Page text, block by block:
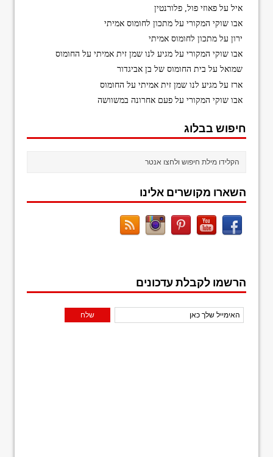
איל עלפאוזי פול, פלורנטין
אבו שוקי המקורי עלמתכון לחומוס אמיתי
ירון עלמתכון לחומוס אמיתי
אבו שוקי המקורי עלמגיע לנו שמן זית אמיתי על החומוס
שמואל על בית החומוס של בן אביגדור
ארז עלמגיע לנו שמן זית אמיתי על החומוס
אבו שוקי המקורי עלפעם אחרונה במשוושה
חיפוש בבלוג
השארו מקושרים אלינו
הרשמו לקבלת עדכונים